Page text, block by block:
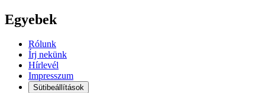
Egyebek
Rólunk
Írj nekünk
Hírlevél
Impresszum
Sütibeállítások